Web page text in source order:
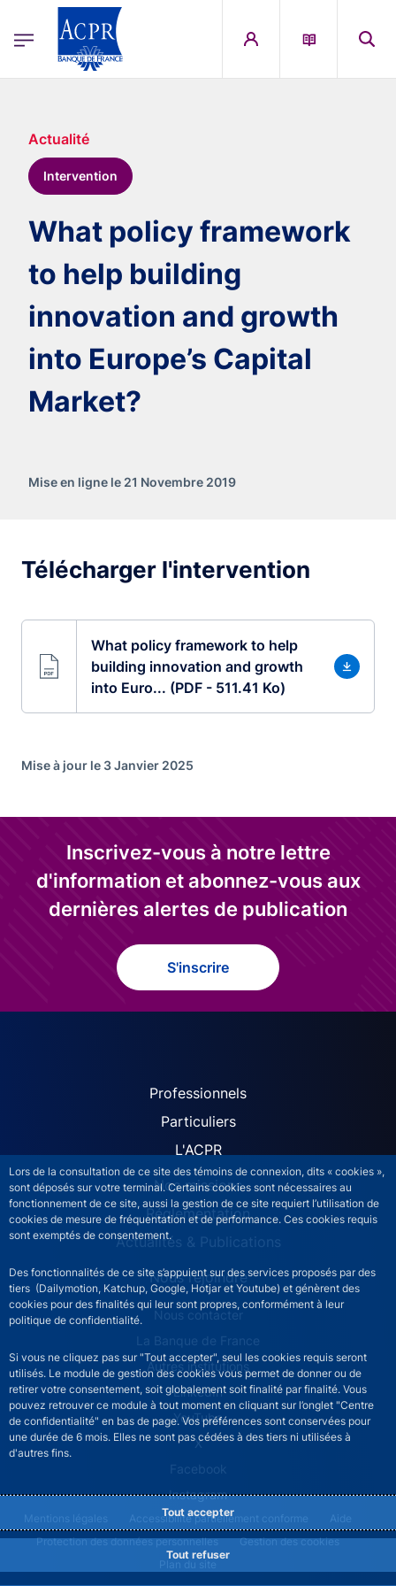
Lors de la consultation de ce site des témoins de connexion, dits « cookies »,
sont déposés sur votre terminal. Certains cookies sont nécessaires au
fonctionnement de ce site, aussi la gestion de ce site requiert l’utilisation de
cookies de mesure de fréquentation et de performance. Ces cookies requis
sont exemptés de consentement.
Des fonctionnalités de ce site s’appuient sur des services proposés par des
tiers (Dailymotion, Katchup, Google, Hotjar et Youtube) et génèrent des
cookies pour des finalités qui leur sont propres, conformément à leur
politique de confidentialité.
Si vous ne cliquez pas sur "Tout accepter", seul les cookies requis seront
utilisés. Le module de gestion des cookies vous permet de donner ou de
retirer votre consentement, soit globalement soit finalité par finalité. Vous
pouvez retrouver ce module à tout moment en cliquant sur l’onglet "Centre
de confidentialité" en bas de page. Vos préférences sont conservées pour
une durée de 6 mois. Elles ne sont pas cédées à des tiers ni utilisées à
d'autres fins.
Tout accepter
Tout refuser
ACPR Menu Principal (French)
Actualité
Intervention
What policy framework
to help building
innovation and growth
into Europe’s Capital
Market?
Mise en ligne le 21 Novembre 2019
Télécharger l'intervention
What policy framework to help
building innovation and growth
into Euro... (PDF - 511.41 Ko)
Mise à jour le 3 Janvier 2025
Inscrivez-vous à notre lettre
d'information et abonnez-vous aux
dernières alertes de publication
S'inscrire
ACPR site navigation
Professionnels
Particuliers
L'ACPR
Nos missions
Réglementation
Actualités & Publications
Nous rejoindre
ACPR footer secondary menu (French)
Nous contacter
La Banque de France
Autres institutions
LinkedIn
YouTube
X
Facebook
Instagram
ACPR footer legal notice menu
Mentions légales Accessibilité partiellement conforme
Aide
Protection des données personnelles
Gestion des cookies
Plan du site